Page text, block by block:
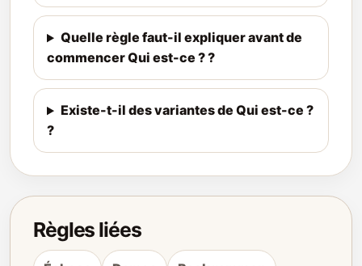
Quelle règle faut-il expliquer avant de
commencer Qui est-ce ? ?
Existe-t-il des variantes de Qui est-ce ?
?
Règles liées